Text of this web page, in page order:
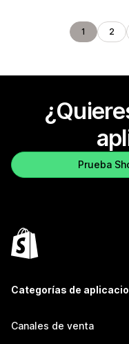
1 2
Prueba
Categorías de
Canales de venta